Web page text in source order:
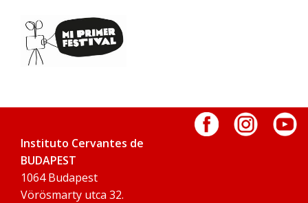
Instituto Cervantes de
BUDAPEST
1064 Budapest
Vörösmarty utca 32.